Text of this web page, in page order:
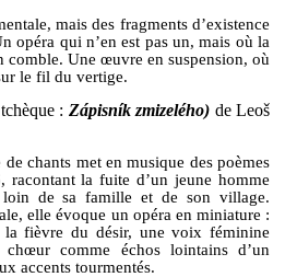
mais des fragments d’existence
opéra qui n’en est pas un, mais où la
comble. Une œuvre en suspension, où
le fil du vertige.
: Zápisník zmizelého) de Leoš
chants met en musique des poèmes
racontant la fuite d’un jeune homme
loin de sa famille et de son village.
elle évoque un opéra en miniature :
fièvre du désir, une voix féminine
comme échos lointains d’un
accents tourmentés.